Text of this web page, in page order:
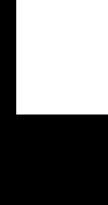
Login/Create